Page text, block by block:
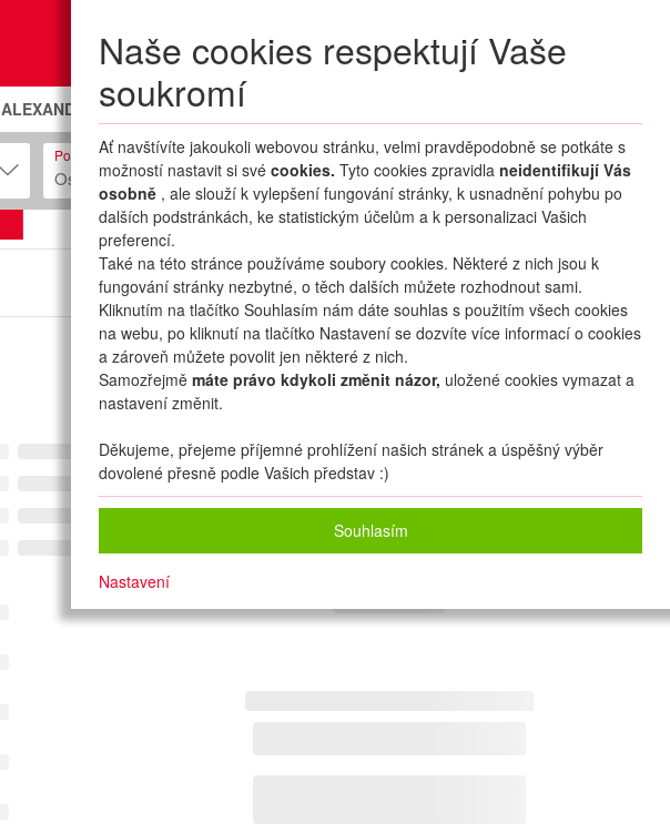
MojePřihlášení
Naše cookies respektují Vaše
soukromí
Ať navštívíte jakoukoli webovou stránku, velmi pravděpodobně se potkáte s
možností nastavit si své cookies. Tyto cookies zpravidla neidentifikují Vás
osobně , ale slouží k vylepšení fungování stránky, k usnadnění pohybu po
dalších podstránkách, ke statistickým účelům a k personalizaci Vašich
preferencí.
Také na této stránce používáme soubory cookies. Některé z nich jsou k
fungování stránky nezbytné, o těch dalších můžete rozhodnout sami.
Kliknutím na tlačítko Souhlasím nám dáte souhlas s použitím všech cookies
na webu, po kliknutí na tlačítko Nastavení se dozvíte více informací o cookies
a zároveň můžete povolit jen některé z nich.
Samozřejmě máte právo kdykoli změnit názor, uložené cookies vymazat a
nastavení změnit.
Děkujeme, přejeme příjemné prohlížení našich stránek a úspěšný výběr
dovolené přesně podle Vašich představ :)
Souhlasím
Nastavení
ALEXANDRIA PREMIUM CLUB
Počet osob
Osob: 2 + 0 HLEDAT ZÁJEZDY